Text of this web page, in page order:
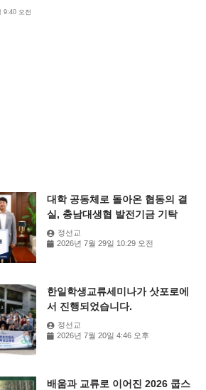
9:40 오전
대학 공동체로 돌아온 협동의 결
실, 충남대생협 발전기금 기탁
정선교
2026년 7월 29일 10:29 오전
한일학생교류세미나가 삿포로에
서 진행되었습니다.
정선교
2026년 7월 20일 4:46 오후
배움과 교류로 이어진 2026 쿱스